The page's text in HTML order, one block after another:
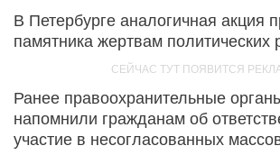
В Петербурге аналогичная акция
памятника жертвам политических
Ранее правоохранительные
напомнили гражданам об
участие в несогласованных